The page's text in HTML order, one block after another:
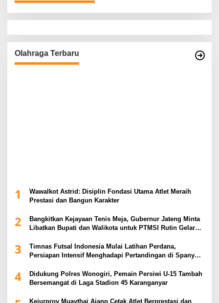
Olahraga Terbaru
1
Wawalkot Astrid: Disiplin Fondasi Utama Atlet Meraih
Prestasi dan Bangun Karakter
2
Bangkitkan Kejayaan Tenis Meja, Gubernur Jateng Minta
Libatkan Bupati dan Walikota untuk PTMSI Rutin Gelar
3
Timnas Futsal Indonesia Mulai Latihan Perdana,
Persiapan Intensif Menghadapi Pertandingan di Spanyol
4
Didukung Polres Wonogiri, Pemain Persiwi U-15 Tambah
Bersemangat di Laga Stadion 45 Karanganyar
Kejurprov Muaythai Ajang Cetak Atlet Berprestasi dan